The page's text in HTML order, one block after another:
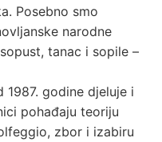
Posebno smo
narodne
tanac i sopile –
godine djeluje i
pohađaju teoriju
zbor i izabiru